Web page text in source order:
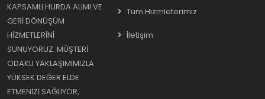
KAPSAMLI HURDA ALIMI VE
GERI DÖNÜŞÜM
HIZMETLERINI
SUNUYORUZ. MÜŞTERI
ODAKLI YAKLAŞIMIMIZLA
YÜKSEK DEĞER ELDE
ETMENIZI SAĞLIYOR,
Tüm Hizmleterimiz
İletişim